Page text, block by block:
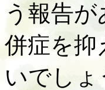
う報告
併症を抑
いでしょ